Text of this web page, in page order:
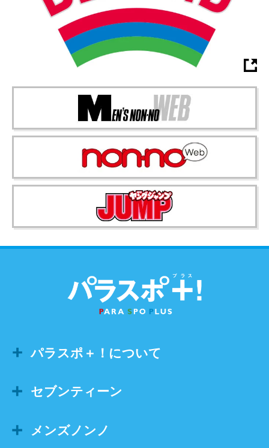
パラスポ＋！について
セブンティーン
メンズノンノ